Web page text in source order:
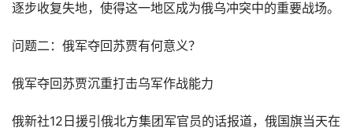
逐步收复失地，使得这一地区成为俄乌冲突中的重要战场。
问题二：俄军夺回苏贾有何意义？
俄军夺回苏贾沉重打击乌军作战能力
俄新社12日援引俄北方集团军官员的话报道，俄国旗当天在